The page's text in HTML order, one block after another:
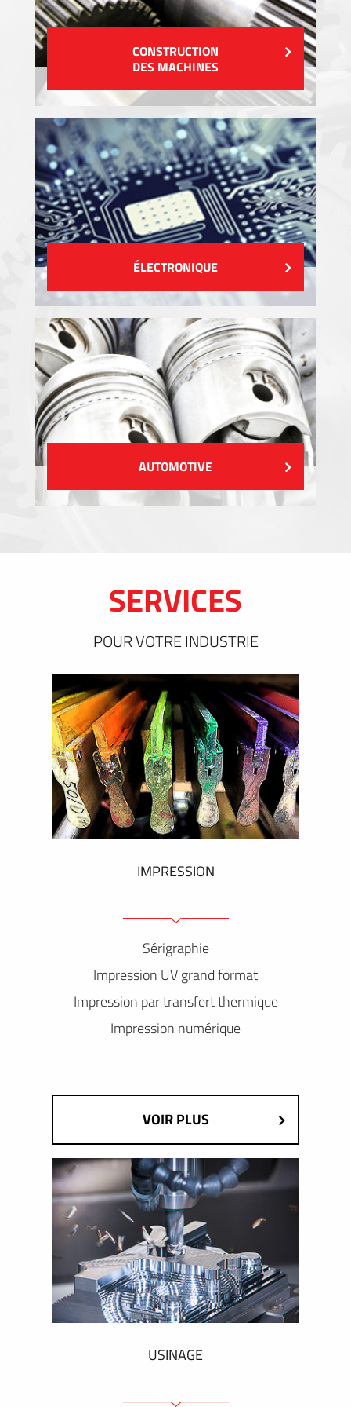
CONSTRUCTION
DES MACHINES
ÉLECTRONIQUE
AUTOMOTIVE
SERVICES
POUR VOTRE INDUSTRIE
IMPRESSION
Sérigraphie
Impression UV grand format
Impression par transfert thermique
Impression numérique
VOIR PLUS
USINAGE